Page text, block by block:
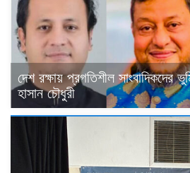
দেশ রক্ষায় প্রগতিশীল সাংবাদিকদের
হাসান চৌধুরী